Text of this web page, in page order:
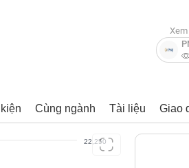
Cùng ngành Tài liệu Giao
22,250